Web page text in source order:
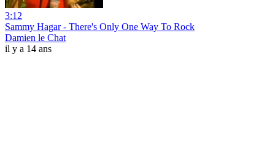
3:12
Sammy Hagar - There's Only One Way To Rock
Damien le Chat
il y a 14 ans